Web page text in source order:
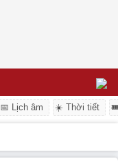
📅 Lịch âm ☀️ Thời tiết